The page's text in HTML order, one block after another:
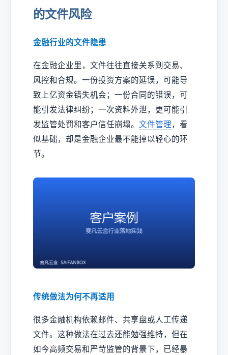
的文件风险
金融行业的文件隐患
在金融企业里，文件往往直接关系到交易、
风控和合规。一份投资方案的延误，可能导
致上亿资金错失机会；一份合同的错误，可
能引发法律纠纷；一次资料外泄，更可能引
发监管处罚和客户信任崩塌。 文件管理，看
似基础，却是金融企业最不能掉以轻心的环
节。
传统做法为何不再适用
很多金融机构依赖邮件、共享盘或人工传递
文件。这种做法在过去还能勉强维持，但在
如今高频交易和严苛监管的背景下，已经暴